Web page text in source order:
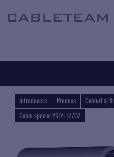
Introducere Produse
Cabluri și
Cablu special YSLY- JZ/OZ